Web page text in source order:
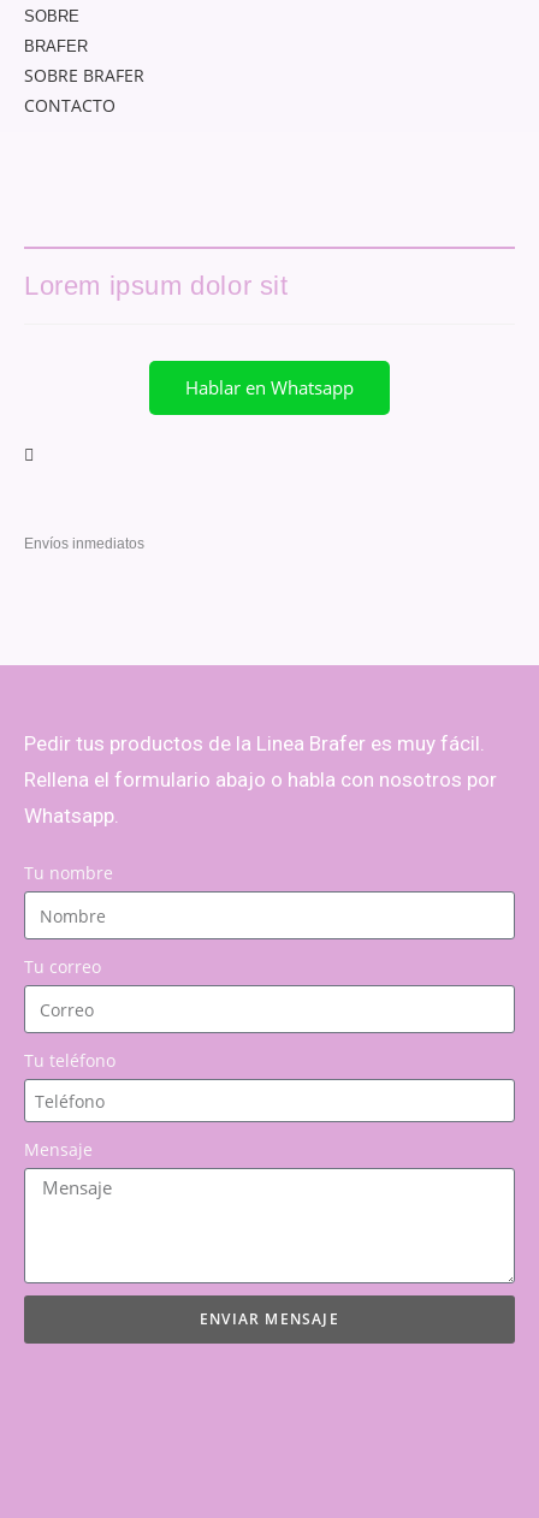
SOBRE
BRAFER
SOBRE BRAFER
CONTACTO
Lorem ipsum dolor sit
Hablar en Whatsapp
Envíos inmediatos
Pedir tus productos de la Linea Brafer es muy fácil.
Rellena el formulario abajo o habla con nosotros por
Whatsapp.
Tu nombre
Tu correo
Tu teléfono
Mensaje
ENVIAR MENSAJE